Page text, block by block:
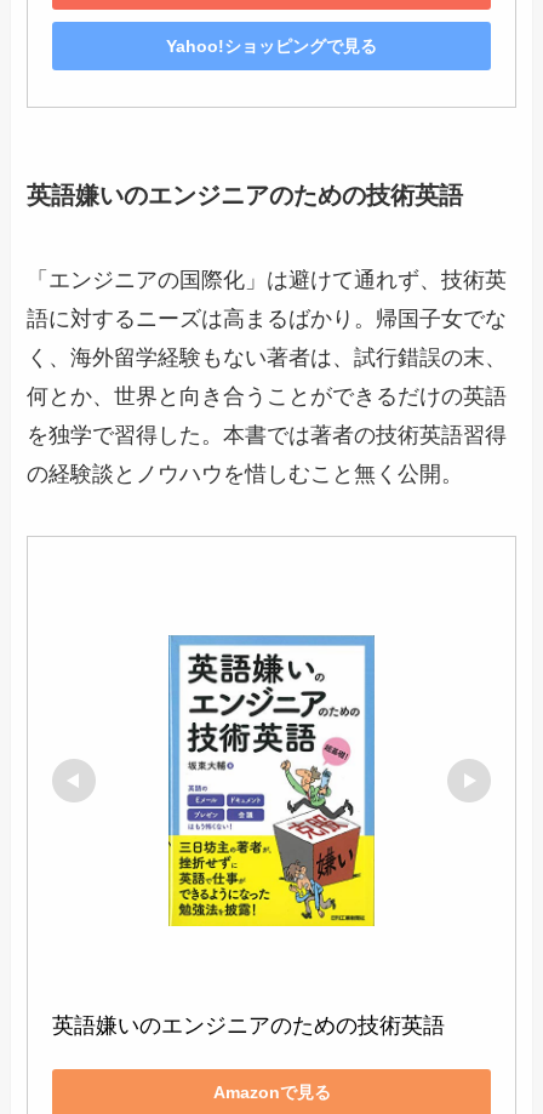
Yahoo!ショッピングで見る
英語嫌いのエンジニアのための技術英語
「エンジニアの国際化」は避けて通れず、技術英
語に対するニーズは高まるばかり。帰国子女でな
く、海外留学経験もない著者は、試行錯誤の末、
何とか、世界と向き合うことができるだけの英語
を独学で習得した。本書では著者の技術英語習得
の経験談とノウハウを惜しむこと無く公開。
英語嫌いのエンジニアのための技術英語
Amazonで見る